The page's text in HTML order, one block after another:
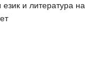
и литература на